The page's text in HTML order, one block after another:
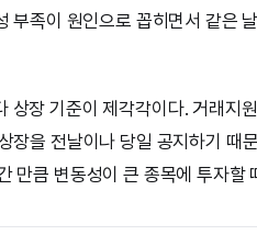
족이 원인으로 꼽히면서 같은
상장 기준이 제각각이다. 거래지
장을 전날이나 당일 공지하기 때
만큼 변동성이 큰 종목에 투자할